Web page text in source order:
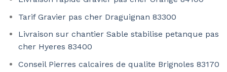
Tarif Gravier pas cher Draguignan 83300
Livraison sur chantier Sable stabilise petanque pas
cher Hyeres 83400
Conseil Pierres calcaires de qualite Brignoles 83170